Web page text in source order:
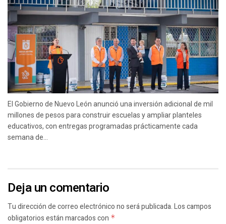
El Gobierno de Nuevo León anunció una inversión adicional de mil
millones de pesos para construir escuelas y ampliar planteles
educativos, con entregas programadas prácticamente cada
semana de...
Deja un comentario
Tu dirección de correo electrónico no será publicada.Los campos
obligatorios están marcados con *